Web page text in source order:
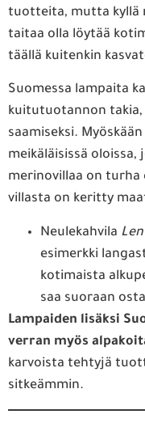
tuotteita, mutta kyllä
taitaa olla löytää
täällä kuitenkin
Suomessa lampaita
kuitutuotannon takia,
saamiseksi.
meikäläisissä
merinovillaa on turha
villasta on keritty
Neulekahvila
esimerkki
kotimaista
saa suoraan
Lampaiden lisäksi
verran myös
karvoista tehtyjä
sitkeämmin.